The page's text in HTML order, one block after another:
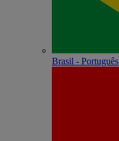
Brasil - Português